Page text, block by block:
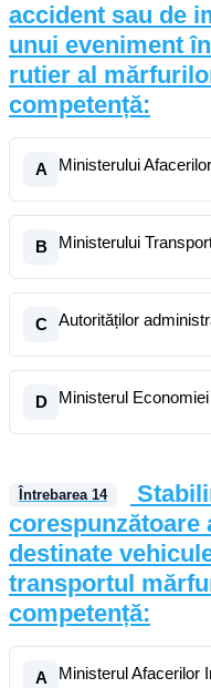
accident sau de
unui eveniment
rutier al
competență:
A Ministerului
B Ministerului
C Autorităților
D Ministerul Economiei
Întrebarea 14
corespunzătoare
destinate
transportul
competență:
A Ministerul Afacerilor